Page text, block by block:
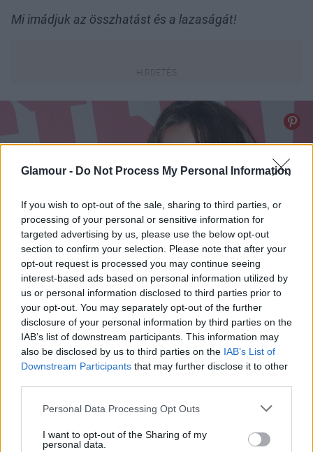
Glamour - Do Not Process My Personal Information
If you wish to opt-out of the sale, sharing to third parties, or
processing of your personal or sensitive information for
targeted advertising by us, please use the below opt-out
section to confirm your selection. Please note that after your
opt-out request is processed you may continue seeing
interest-based ads based on personal information utilized by
us or personal information disclosed to third parties prior to
your opt-out. You may separately opt-out of the further
disclosure of your personal information by third parties on the
IAB’s list of downstream participants. This information may
also be disclosed by us to third parties on the IAB’s List of
Downstream Participants that may further disclose it to other
Please note that this website/app uses one or more Google
not limited to your visit or usage behaviour. You may click to
grant or deny consent to Google and its third-party tags to
Personal Data Processing Opt Outs
I want to opt-out of the Sharing of my
personal data.
Mi imádjuk az összhatást és a lazaságát!